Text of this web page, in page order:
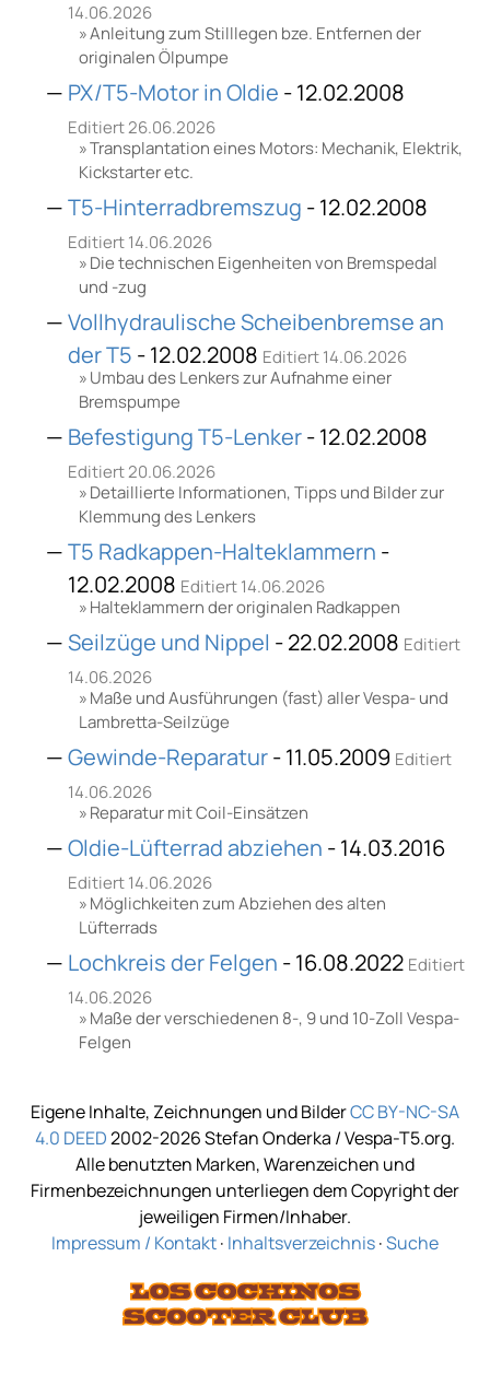
14.06.2026
Anleitung zum Stilllegen bze. Entfernen der
originalen Ölpumpe
PX/T5-Motor in Oldie - 12.02.2008
Editiert 26.06.2026
Transplantation eines Motors: Mechanik, Elektrik,
Kickstarter etc.
T5-Hinterradbremszug - 12.02.2008
Editiert 14.06.2026
Die technischen Eigenheiten von Bremspedal
und -zug
Vollhydraulische Scheibenbremse an
der T5 - 12.02.2008 Editiert 14.06.2026
Umbau des Lenkers zur Aufnahme einer
Bremspumpe
Befestigung T5-Lenker- 12.02.2008
Editiert 20.06.2026
Detaillierte Informationen, Tipps und Bilder zur
Klemmung des Lenkers
T5 Radkappen-Halteklammern -
12.02.2008 Editiert 14.06.2026
Halteklammern der originalen Radkappen
Seilzüge und Nippel - 22.02.2008 Editiert
14.06.2026
Maße und Ausführungen (fast) aller Vespa- und
Lambretta-Seilzüge
Gewinde-Reparatur- 11.05.2009 Editiert
14.06.2026
Reparatur mit Coil-Einsätzen
Oldie-Lüfterrad abziehen - 14.03.2016
Editiert 14.06.2026
Möglichkeiten zum Abziehen des alten
Lüfterrads
Lochkreis der Felgen - 16.08.2022 Editiert
14.06.2026
Maße der verschiedenen 8-, 9 und 10-Zoll Vespa-
Felgen
Eigene Inhalte, Zeichnungen und BilderCC BY-NC-SA
4.0 DEED2002-2026 Stefan Onderka / Vespa-T5.org.
Alle benutzten Marken, Warenzeichen und
Firmenbezeichnungen unterliegen dem Copyright der
jeweiligen Firmen/Inhaber.
Impressum / Kontakt· Inhaltsverzeichnis·Suche